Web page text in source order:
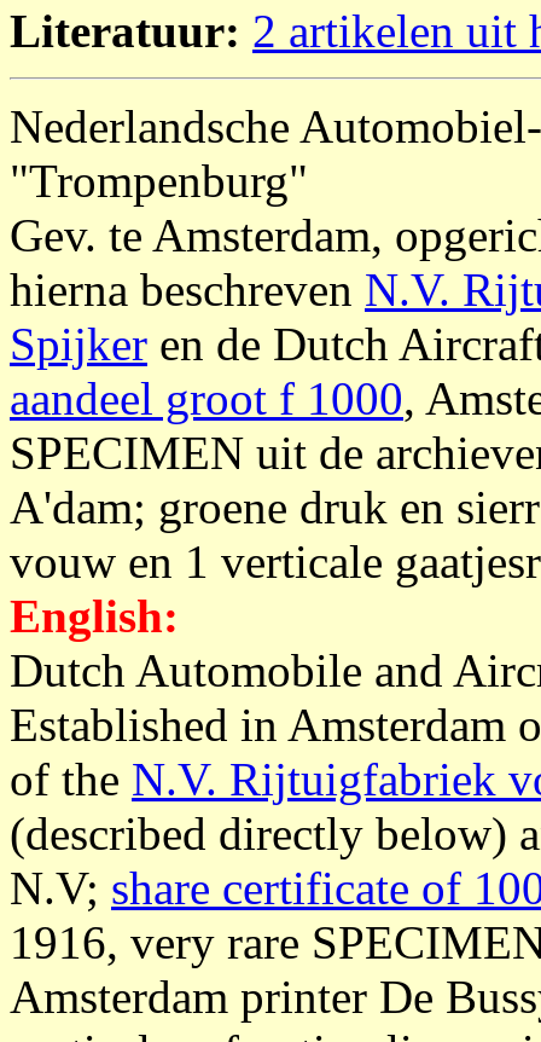
Literatuur: 2 artikelen uit
Nederlandsche
"Trompenburg"
Gev. te Amsterdam,
hierna beschreven N.V.
Spijker en de Dutch
aandeel groot f 1000,
SPECIMEN uit de
A'dam; groene druk en
vouw en 1 verticale
English:
Dutch Automobile and
Established in Amsterdam
of the N.V. Rijtuigfabriek
(described directly below)
N.V; share certificate of
1916, very rare
Amsterdam printer De